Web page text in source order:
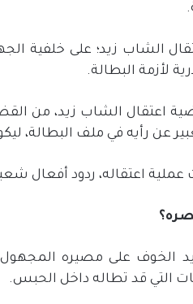
الشاب زيد؛ على خلفية
لأزمة البطالة.
اعتقال الشاب زيد، من
عن رأيه في ملف البطالة،
اعتقاله، ردود أفعال
الخوف على مصيره المجهول
التي قد تطاله داخل الحبس.